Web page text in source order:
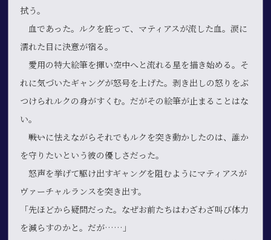
拭う。
血であった。ルクを庇って、マティアスが流した血。涙に
濡れた目に決意が宿る。
愛用の特大絵筆を揮い空中へと流れる星を描き始める。そ
れに気づいたギャングが怒号を上げた。剥き出しの怒りをぶ
つけられルクの身がすくむ。だがその絵筆が止まることはな
い。
――戦いに怯えながらそれでもルクを突き動かしたのは、誰か
を守りたいという彼の優しさだった。
怒声を挙げて駆け出すギャングを阻むようにマティアスが
ヴァーチャルランスを突き出す。
「先ほどから疑問だった。なぜお前たちはわざわざ叫び体力
を減らすのかと。だが……」